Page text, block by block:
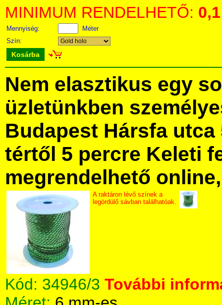
MINIMUM RENDELHETŐ: 0,1
Mennyiség:
Méter
Szín:
Kosárba
Nem elasztikus egy
üzletünkben
Budapest Hársfa utca
tértől 5 percre Keleti
megrendelhető
A raktáron lévő színek a
legördülő sávban találhatóak.
Kód: 34946/3 További